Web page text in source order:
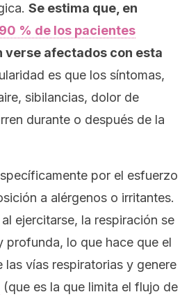
Se estima que, en
% de los pacientes
verse afectados con esta
es que los síntomas,
sibilancias, dolor de
durante o después de la
por el esfuerzo
a alérgenos o irritantes.
ejercitarse, la respiración se
profunda, lo que hace que el
las vías respiratorias y genere
(que es la que limita el flujo de